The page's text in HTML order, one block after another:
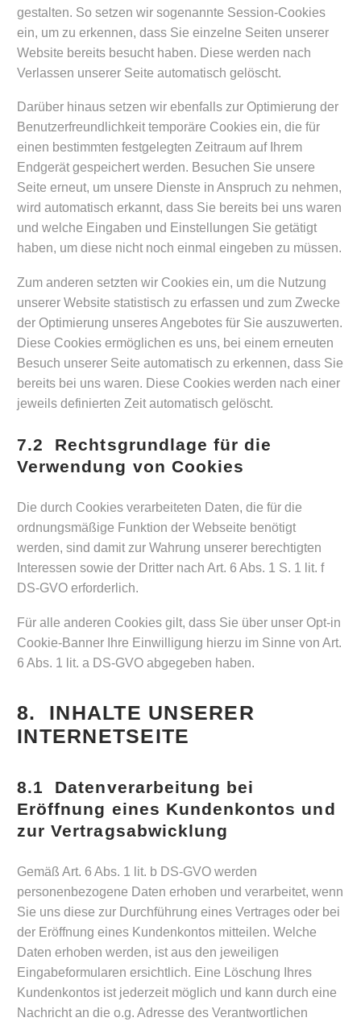
gestalten. So setzen wir sogenannte Session-Cookies
ein, um zu erkennen, dass Sie einzelne Seiten unserer
Website bereits besucht haben. Diese werden nach
Verlassen unserer Seite automatisch gelöscht.
Darüber hinaus setzen wir ebenfalls zur Optimierung der
Benutzerfreundlichkeit temporäre Cookies ein, die für
einen bestimmten festgelegten Zeitraum auf Ihrem
Endgerät gespeichert werden. Besuchen Sie unsere
Seite erneut, um unsere Dienste in Anspruch zu nehmen,
wird automatisch erkannt, dass Sie bereits bei uns waren
und welche Eingaben und Einstellungen Sie getätigt
haben, um diese nicht noch einmal eingeben zu müssen.
Zum anderen setzten wir Cookies ein, um die Nutzung
unserer Website statistisch zu erfassen und zum Zwecke
der Optimierung unseres Angebotes für Sie auszuwerten.
Diese Cookies ermöglichen es uns, bei einem erneuten
Besuch unserer Seite automatisch zu erkennen, dass Sie
bereits bei uns waren. Diese Cookies werden nach einer
jeweils definierten Zeit automatisch gelöscht.
7.2 Rechtsgrundlage für die
Verwendung von Cookies
Die durch Cookies verarbeiteten Daten, die für die
ordnungsmäßige Funktion der Webseite benötigt
werden, sind damit zur Wahrung unserer berechtigten
Interessen sowie der Dritter nach Art. 6 Abs. 1 S. 1 lit. f
DS-GVO erforderlich.
Für alle anderen Cookies gilt, dass Sie über unser Opt-in
Cookie-Banner Ihre Einwilligung hierzu im Sinne von Art.
6 Abs. 1 lit. a DS-GVO abgegeben haben.
8. INHALTE UNSERER
INTERNETSEITE
8.1 Datenverarbeitung bei
Eröffnung eines Kundenkontos und
zur Vertragsabwicklung
Gemäß Art. 6 Abs. 1 lit. b DS-GVO werden
personenbezogene Daten erhoben und verarbeitet, wenn
Sie uns diese zur Durchführung eines Vertrages oder bei
der Eröffnung eines Kundenkontos mitteilen. Welche
Daten erhoben werden, ist aus den jeweiligen
Eingabeformularen ersichtlich. Eine Löschung Ihres
Kundenkontos ist jederzeit möglich und kann durch eine
Nachricht an die o.g. Adresse des Verantwortlichen